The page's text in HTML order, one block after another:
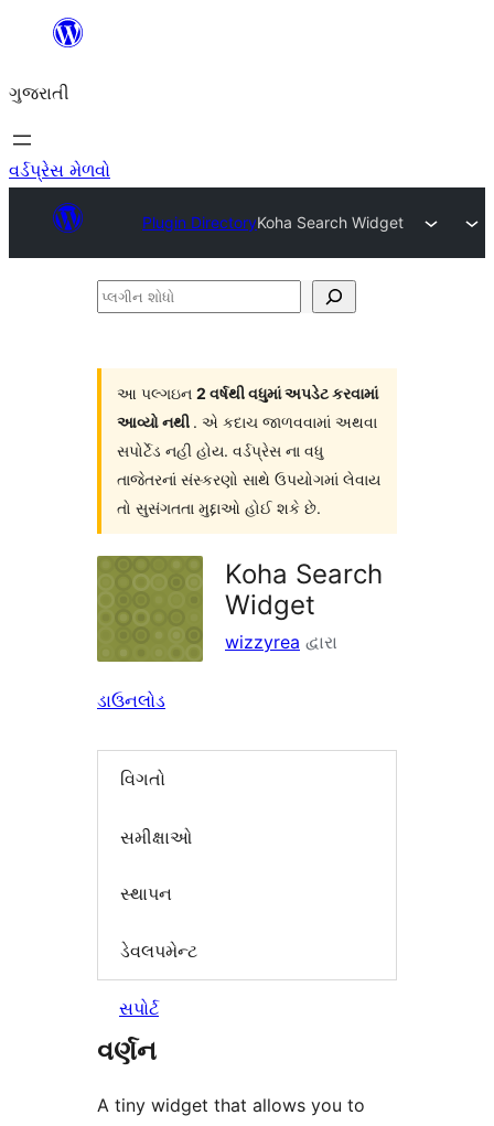
કંટેન્ટ(લખાણ)
જાઓ
ગુજરાતી
વર્ડપ્રેસ મેળવો
Plugin DirectoryKoha Search Widget
પ્લગીન
આ પલ્ગઇન 2 વર્ષથી વધુમાં અપડેટ કરવામાં
આવ્યો નથી . એ કદાચ જાળવવામાં અથવા
સપોર્ટેડ નહી હોય. વર્ડપ્રેસ ના વધુ
તાજેતરનાં સંસ્કરણો સાથે ઉપયોગમાં લેવાય
તો સુસંગતતા મુદ્દાઓ હોઈ શકે છે.
Koha Search
Widget
wizzyrea દ્વારા
ડાઉનલોડ
વિગતો
સમીક્ષાઓ
સ્થાપન
ડેવલપમેન્ટ
સપોર્ટ
વર્ણન
A tiny widget that allows you to